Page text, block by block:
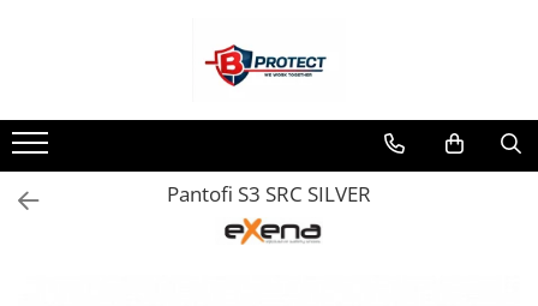
Atomizoare si pulverizatoare
Atomizoare
Pulverizatoare
Pantofi S3 SRC SILVER